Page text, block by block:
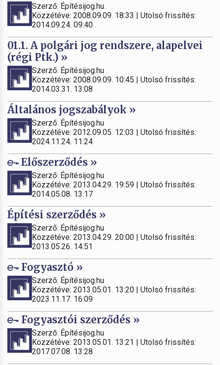
Szerző: Építésijog.hu
Közzétéve: 2008.09.09. 18:33 | Utolsó frissítés:
2014.09.24. 09:40
01.1. A polgári jog rendszere, alapelvei
(régi Ptk.) »
Szerző: Építésijog.hu
Közzétéve: 2008.09.09. 10:45 | Utolsó frissítés:
2014.03.31. 13:08
Általános jogszabályok »
Szerző: Építésijog.hu
Közzétéve: 2012.09.05. 12:03 | Utolsó frissítés:
2024.11.24. 11:24
Előszerződés »
Szerző: Építésijog.hu
Közzétéve: 2013.04.29. 19:59 | Utolsó frissítés:
2014.05.08. 13:17
Építési szerződés »
Szerző: Építésijog.hu
Közzétéve: 2013.04.29. 20:00 | Utolsó frissítés:
2013.05.26. 14:51
Fogyasztó »
Szerző: Építésijog.hu
Közzétéve: 2013.05.01. 13:20 | Utolsó frissítés:
2023.11.17. 16:09
Fogyasztói szerződés »
Szerző: Építésijog.hu
Közzétéve: 2013.05.01. 13:21 | Utolsó frissítés:
2017.07.08. 13:28